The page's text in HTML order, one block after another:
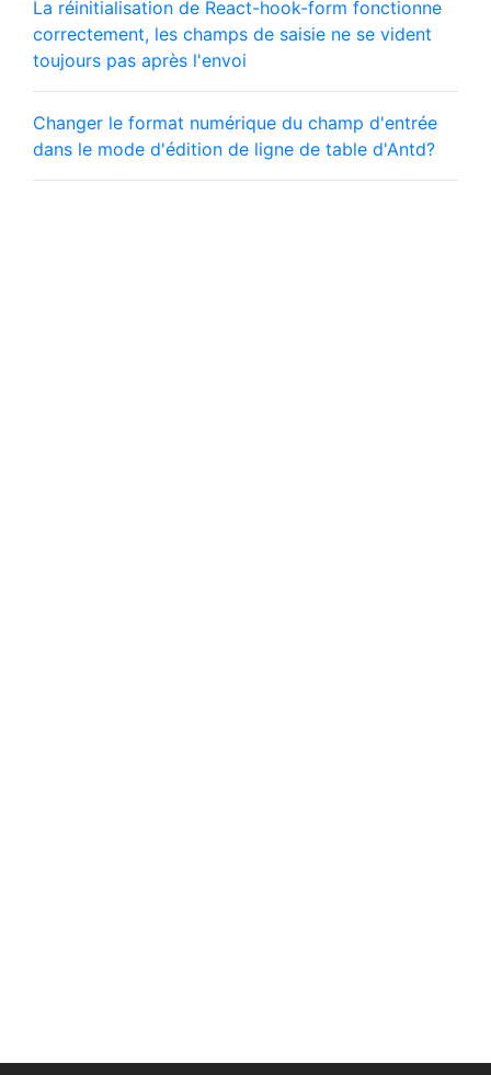
La réinitialisation de React-hook-form fonctionne
correctement, les champs de saisie ne se vident
toujours pas après l'envoi
Changer le format numérique du champ d'entrée
dans le mode d'édition de ligne de table d'Antd?